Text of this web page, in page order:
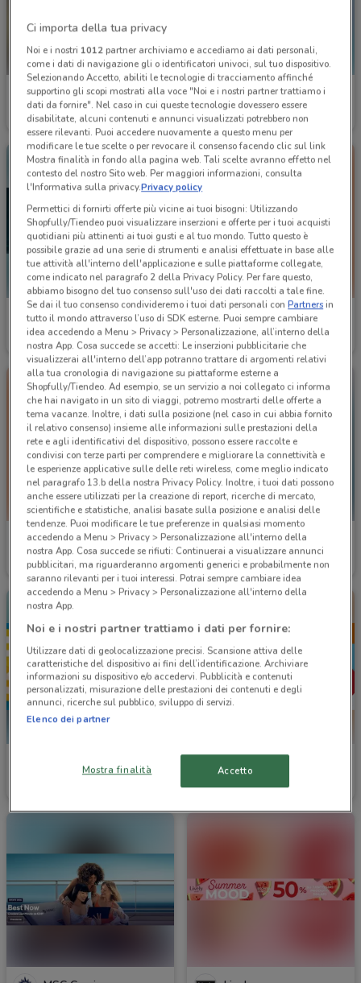
Welcome Travel
Scade il 30/09 1.4 km
Welcome Travel
Scade il 30/09
Costa Crociere
Scade il 22/09 1.4 km
Sogegross
Scade il 25/08
GrosMarket
Scade il 25/08 1.7 km
Carrefour Ipermercati
Scade il 31/08 2 km
Scade il 30/09
Ci importa della tua privacy
Noi e i nostri 1012partner archiviamo e accediamo ai dati personali,
come i dati di navigazione gli o identificatori univoci, sul tuo dispositivo.
Selezionando Accetto, abiliti le tecnologie di tracciamento affinché
supportino gli scopi mostrati alla voce "Noi e i nostri partner trattiamo i
dati da fornire". Nel caso in cui queste tecnologie dovessero essere
disabilitate, alcuni contenuti e annunci visualizzati potrebbero non
essere rilevanti. Puoi accedere nuovamente a questo menu per
modificare le tue scelte o per revocare il consenso facendo clic sul link
Mostra finalità in fondo alla pagina web. Tali scelte avranno effetto nel
contesto del nostro Sito web. Per maggiori informazioni, consulta
l'Informativa sulla privacy.Privacy policy
Permettici di fornirti offerte più vicine ai tuoi bisogni: Utilizzando
Shopfully/Tiendeo puoi visualizzare inserzioni e offerte per i tuoi acquisti
quotidiani più attinenti ai tuoi gusti e al tuo mondo. Tutto questo è
possibile grazie ad una serie di strumenti e analisi effettuate in base alle
tue attività all'interno dell'applicazione e sulle piattaforme collegate,
come indicato nel paragrafo 2 della Privacy Policy. Per fare questo,
abbiamo bisogno del tuo consenso sull'uso dei dati raccolti a tale fine.
Se dai il tuo consenso condivideremo i tuoi dati personali conPartnersin
tutto il mondo attraverso l’uso di SDK esterne. Puoi sempre cambiare
idea accedendo a Menu > Privacy > Personalizzazione, all’interno della
nostra App. Cosa succede se accetti: Le inserzioni pubblicitarie che
visualizzerai all'interno dell’app potranno trattare di argomenti relativi
alla tua cronologia di navigazione su piattaforme esterne a
Shopfully/Tiendeo. Ad esempio, se un servizio a noi collegato ci informa
che hai navigato in un sito di viaggi, potremo mostrarti delle offerte a
tema vacanze. Inoltre, i dati sulla posizione (nel caso in cui abbia fornito
il relativo consenso) insieme alle informazioni sulle prestazioni della
rete e agli identificativi del dispositivo, possono essere raccolte e
condivisi con terze parti per comprendere e migliorare la connettività e
le esperienze applicative sulle delle reti wireless, come meglio indicato
nel paragrafo 13.b della nostra Privacy Policy. Inoltre, i tuoi dati possono
anche essere utilizzati per la creazione di report, ricerche di mercato,
scientifiche e statistiche, analisi basate sulla posizione e analisi delle
tendenze. Puoi modificare le tue preferenze in qualsiasi momento
accedendo a Menu > Privacy > Personalizzazione all'interno della
nostra App. Cosa succede se rifiuti: Continuerai a visualizzare annunci
pubblicitari, ma riguarderanno argomenti generici e probabilmente non
saranno rilevanti per i tuoi interessi. Potrai sempre cambiare idea
accedendo a Menu > Privacy > Personalizzazione all'interno della
nostra App.
Noi e i nostri partner trattiamo i dati per fornire:
Utilizzare dati di geolocalizzazione precisi. Scansione attiva delle
caratteristiche del dispositivo ai fini dell’identificazione. Archiviare
informazioni su dispositivo e/o accedervi. Pubblicità e contenuti
personalizzati, misurazione delle prestazioni dei contenuti e degli
annunci, ricerche sul pubblico, sviluppo di servizi.
Elenco dei partner
Mostra finalità Accetto